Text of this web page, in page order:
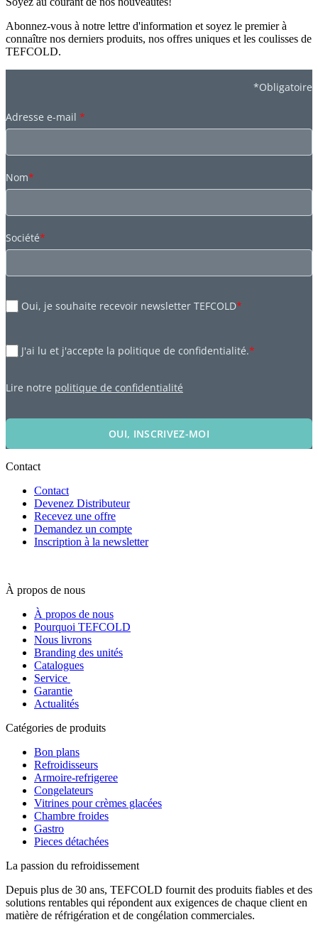
Abonnez-vous à notre lettre d'information et soyez le premier à
connaître nos derniers produits, nos offres uniques et les coulisses de
TEFCOLD.
*Obligatoire
Adresse e-mail *
Nom*
Société*
Oui, je souhaite recevoir newsletter TEFCOLD*
J'ai lu et j'accepte la politique de confidentialité.*
Lire notre politique de confidentialité
OUI, INSCRIVEZ-MOI
Contact
Contact
Devenez Distributeur
Recevez une offre
Demandez un compte
Inscription à la newsletter
À propos de nous
À propos de nous
Pourquoi TEFCOLD
Nous livrons
Branding des unités
Catalogues
Service
Garantie
Actualités
Catégories de produits
Bon plans
Refroidisseurs
Armoire-refrigeree
Congelateurs
Vitrines pour crèmes glacées
Chambre froides
Gastro
Pieces détachées
La passion du refroidissement
Depuis plus de 30 ans, TEFCOLD fournit des produits fiables et des
solutions rentables qui répondent aux exigences de chaque client en
matière de réfrigération et de congélation commerciales.